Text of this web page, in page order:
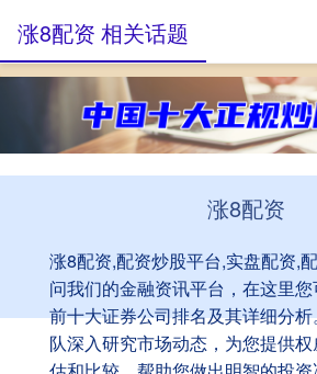
涨8配资
涨8配资,配资炒股平台,实盘配资,
问我们的金融资讯平台，在这里
前十大证券公司排名及其详细分
队深入研究市场动态，为您提供
涨8配资 相关话题